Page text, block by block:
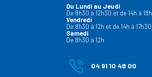
Du Lundi au Jeudi
De 8h30 à 12h30 et de 14h à 18h
Vendredi
De 8h30 à 12h et de 14h à 17h30
Samedi
De 8h30 à 12h
04 91 10 48 00